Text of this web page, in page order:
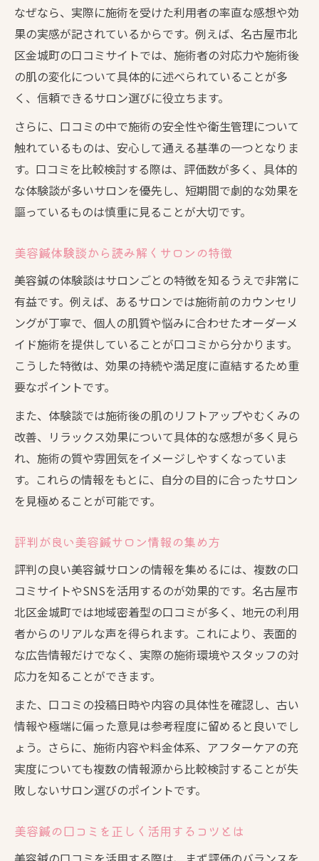
なぜなら、実際に施術を受けた利用者の率直な感想や効
果の実感が記されているからです。例えば、名古屋市北
区金城町の口コミサイトでは、施術者の対応力や施術後
の肌の変化について具体的に述べられていることが多
く、信頼できるサロン選びに役立ちます。
さらに、口コミの中で施術の安全性や衛生管理について
触れているものは、安心して通える基準の一つとなりま
す。口コミを比較検討する際は、評価数が多く、具体的
な体験談が多いサロンを優先し、短期間で劇的な効果を
謳っているものは慎重に見ることが大切です。
美容鍼体験談から読み解くサロンの特徴
美容鍼の体験談はサロンごとの特徴を知るうえで非常に
有益です。例えば、あるサロンでは施術前のカウンセリ
ングが丁寧で、個人の肌質や悩みに合わせたオーダーメ
イド施術を提供していることが口コミから分かります。
こうした特徴は、効果の持続や満足度に直結するため重
要なポイントです。
また、体験談では施術後の肌のリフトアップやむくみの
改善、リラックス効果について具体的な感想が多く見ら
れ、施術の質や雰囲気をイメージしやすくなっていま
す。これらの情報をもとに、自分の目的に合ったサロン
を見極めることが可能です。
評判が良い美容鍼サロン情報の集め方
評判の良い美容鍼サロンの情報を集めるには、複数の口
コミサイトやSNSを活用するのが効果的です。名古屋市
北区金城町では地域密着型の口コミが多く、地元の利用
者からのリアルな声を得られます。これにより、表面的
な広告情報だけでなく、実際の施術環境やスタッフの対
応力を知ることができます。
また、口コミの投稿日時や内容の具体性を確認し、古い
情報や極端に偏った意見は参考程度に留めると良いでし
ょう。さらに、施術内容や料金体系、アフターケアの充
実度についても複数の情報源から比較検討することが失
敗しないサロン選びのポイントです。
美容鍼の口コミを正しく活用するコツとは